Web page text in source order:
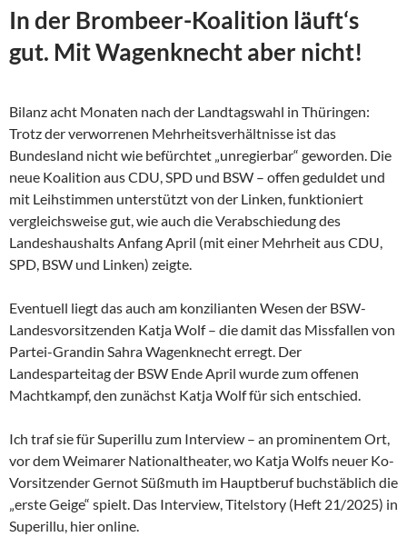
In der Brombeer-Koalition läuft‘s
gut. Mit Wagenknecht aber nicht!
Bilanz acht Monaten nach der Landtagswahl in Thüringen:
Trotz der verworrenen Mehrheitsverhältnisse ist das
Bundesland nicht wie befürchtet „unregierbar“ geworden. Die
neue Koalition aus CDU, SPD und BSW – offen geduldet und
mit Leihstimmen unterstützt von der Linken, funktioniert
vergleichsweise gut, wie auch die Verabschiedung des
Landeshaushalts Anfang April (mit einer Mehrheit aus CDU,
SPD, BSW und Linken) zeigte.
Eventuell liegt das auch am konzilianten Wesen der BSW-
Landesvorsitzenden Katja Wolf – die damit das Missfallen von
Partei-Grandin Sahra Wagenknecht erregt. Der
Landesparteitag der BSW Ende April wurde zum offenen
Machtkampf, den zunächst Katja Wolf für sich entschied.
Ich traf sie für Superillu zum Interview – an prominentem Ort,
vor dem Weimarer Nationaltheater, wo Katja Wolfs neuer Ko-
Vorsitzender Gernot Süßmuth im Hauptberuf buchstäblich die
„erste Geige“ spielt. Das Interview, Titelstory (Heft 21/2025) in
Superillu, hier online.